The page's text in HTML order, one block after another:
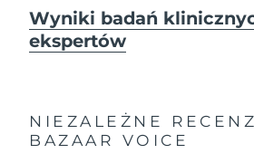
Wyniki badań
ekspertów
NIEZALEŻNE
BAZAAR VOICE